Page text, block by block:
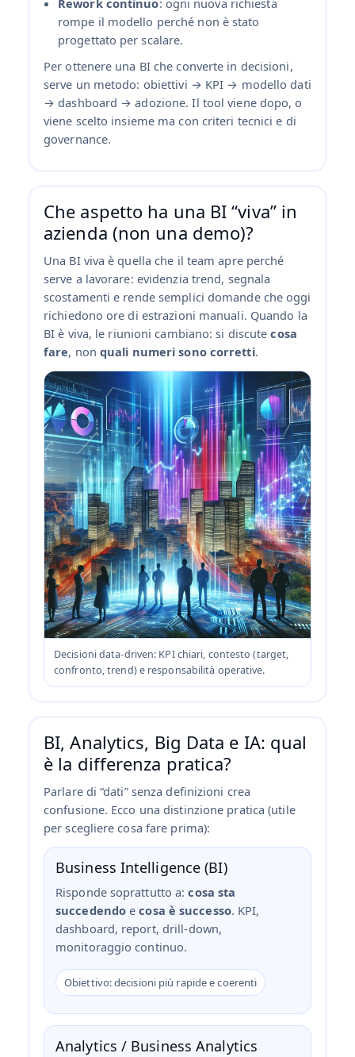
Rework continuo: ogni nuova richiesta
rompe il modello perché non è stato
progettato per scalare.
Per ottenere una BI che converte in decisioni,
serve un metodo: obiettivi → KPI → modello dati
→ dashboard → adozione. Il tool viene dopo, o
viene scelto insieme ma con criteri tecnici e di
governance.
Che aspetto ha una BI “viva” in
azienda (non una demo)?
Una BI viva è quella che il team apre perché
serve a lavorare: evidenzia trend, segnala
scostamenti e rende semplici domande che oggi
richiedono ore di estrazioni manuali. Quando la
BI è viva, le riunioni cambiano: si discutecosa
fare, nonquali numeri sono corretti.
Decisioni data‑driven: KPI chiari, contesto (target,
confronto, trend) e responsabilità operative.
BI, Analytics, Big Data e IA: qual
è la differenza pratica?
Parlare di “dati” senza definizioni crea
confusione. Ecco una distinzione pratica (utile
per scegliere cosa fare prima):
Business Intelligence (BI)
Risponde soprattutto a:cosa sta
succedendo ecosa è successo. KPI,
dashboard, report, drill‑down,
monitoraggio continuo.
Obiettivo: decisioni più rapide e coerenti
Analytics / Business Analytics